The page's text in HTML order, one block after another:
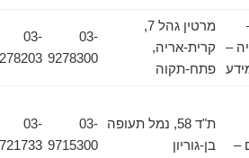
מרטין גהל 7,
קרית-אריה,
פתח-תקוה
9278300
9278203
ת"ד 58, נמל תעופה
בן-גוריון
03-
9715300
9721733